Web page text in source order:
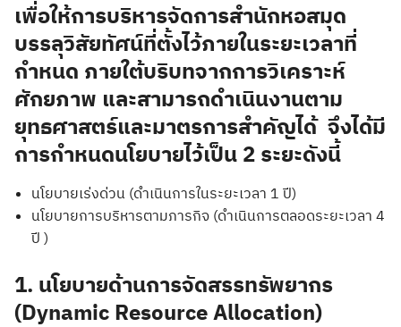
เพื่อให้การบริหารจัดการสำนักหอสมุด
บรรลุวิสัยทัศน์ที่ตั้งไว้ภายในระยะเวลาที่
กำหนด ภายใต้บริบทจากการวิเคราะห์
ศักยภาพ และสามารถดำเนินงานตาม
ยุทธศาสตร์และมาตรการสำคัญได้ จึงได้มี
การกำหนดนโยบายไว้เป็น 2 ระยะดังนี้
นโยบายเร่งด่วน (ดำเนินการในระยะเวลา 1 ปี)
นโยบายการบริหารตามภารกิจ (ดำเนินการตลอดระยะเวลา 4
ปี )
1. นโยบายด้านการจัดสรรทรัพยากร
(Dynamic Resource Allocation)